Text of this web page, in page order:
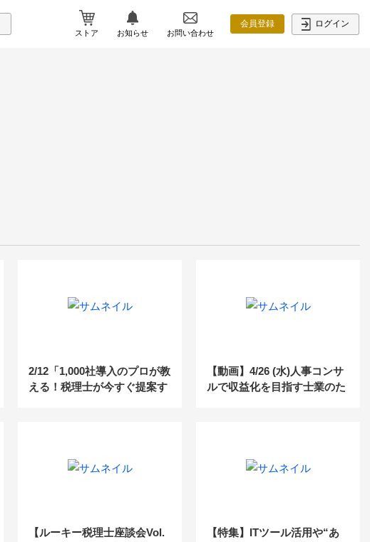
ストア お知らせ お問い合わせ
会員登録 ログイン
2/12「1,000社導入のプロが教
える！税理士が今すぐ提案す
【動画】4/26 (水)人事コンサ
ルで収益化を目指す士業のた
【ルーキー税理士座談会Vol.
【特集】ITツール活用や“あ